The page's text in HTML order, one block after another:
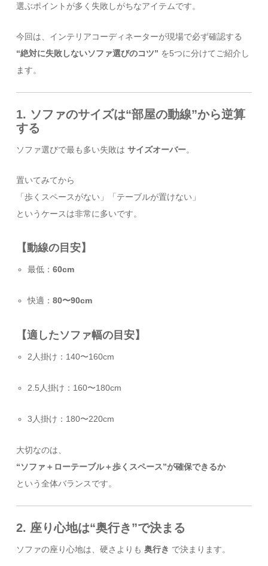
選ぶポイントが多く失敗しがちなアイテムです。
今回は、インテリアコーディネーターが現場で必ず確認する
“絶対に失敗しないソファ選びのコツ” を5つに分けてご紹介し
ます。
1. ソファのサイズは“部屋の動線”から逆算
する
ソファ選びで最も多い失敗はサイズオーバー。
置いてみてから
「歩くスペースがない」「テーブルが置けない」
というケースは非常に多いです。
【動線の目安】
最低： 60cm
快適： 80〜90cm
【適したソファ幅の目安】
2人掛け：140〜160cm
2.5人掛け：160〜180cm
3人掛け：180〜220cm
大切なのは、
“ソファ＋ローテーブル＋歩くスペース”が確保できるか
という全体バランスです。
2. 座り心地は“奥行き”で決まる
ソファの座り心地は、硬さよりも奥行き で決まります。